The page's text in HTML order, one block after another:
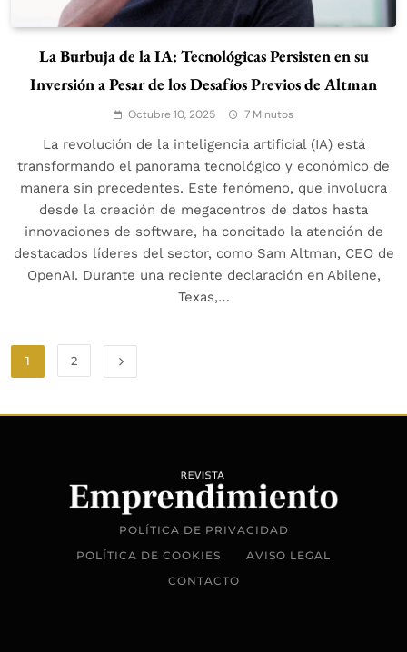
La Burbuja de la IA: Tecnológicas Persisten en su
Inversión a Pesar de los Desafíos Previos de Altman
Octubre 10, 2025 7 Minutos
La revolución de la inteligencia artificial (IA) está
transformando el panorama tecnológico y económico de
manera sin precedentes. Este fenómeno, que involucra
desde la creación de megacentros de datos hasta
innovaciones de software, ha concitado la atención de
destacados líderes del sector, como Sam Altman, CEO de
OpenAI. Durante una reciente declaración en Abilene,
Texas,…
1 2
POLÍTICA DE PRIVACIDAD
POLÍTICA DE COOKIES
AVISO LEGAL
CONTACTO